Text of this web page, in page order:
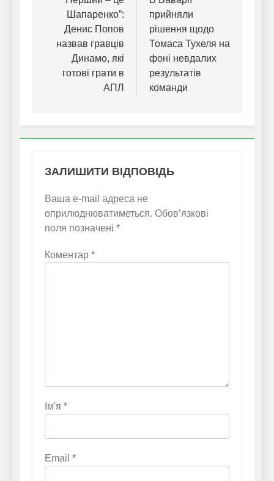
Шапаренко”:
Денис Попов
назвав гравців
Динамо, які
готові грати в
АПЛ
прийняли
рішення щодо
Томаса Тухеля на
фоні невдалих
результатів
команди
ЗАЛИШИТИ ВІДПОВІДЬ
Ваша e-mail адреса не
оприлюднюватиметься. Обов’язкові
поля позначені *
Коментар *
Ім'я *
Email *